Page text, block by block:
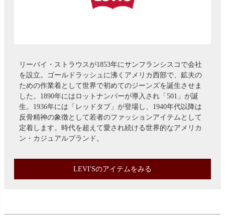
リーバイ・ストラウスが1853年にサンフランシスコで会社
を設立。ゴールドラッシュに沸くアメリカ西部で、鉱夫の
ための作業着として世界で初めてのジーンズを誕生させま
した。1890年にはロットナンバーが導入され「501」が誕
生。1936年には「レッドタブ」が登場し、1940年代以降は
反骨精神の象徴として若者のファッションアイテムとして
定着します。時代を超えて愛され続ける世界的なアメリカ
ン・カジュアルブランド。
LEVI'Sのアイテムをみる